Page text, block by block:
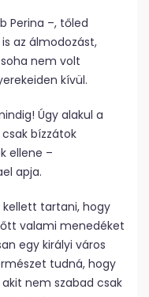
Perina –, tőled
az álmodozást,
nem volt
kívül.
Úgy alakul a
bízzátok
ellene –
apja.
tartani, hogy
valami menedéket
egy királyi város
tudná, hogy
nem szabad csak